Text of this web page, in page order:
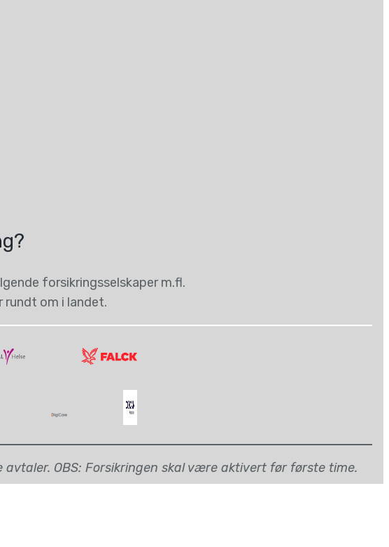
forsikringsselskaper m.fl.
rundt om i landet.
OBS: Forsikringen skal være aktivert før første time.